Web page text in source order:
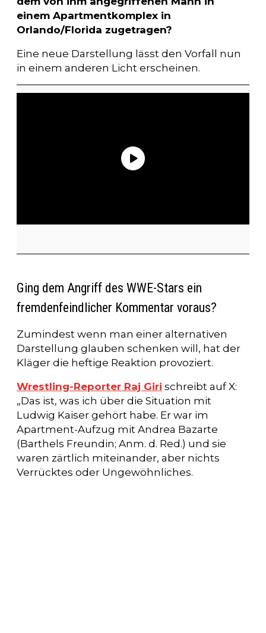
einem Apartmentkomplex in
Orlando/Florida zugetragen?
Eine neue Darstellung lässt den Vorfall nun
in einem anderen Licht erscheinen.
Ging dem Angriff des WWE-Stars ein
fremdenfeindlicher Kommentar voraus?
Zumindest wenn man einer alternativen
Darstellung glauben schenken will, hat der
Kläger die heftige Reaktion provoziert.
Wrestling-Reporter Raj Giri schreibt auf X:
„Das ist, was ich über die Situation mit
Ludwig Kaiser gehört habe. Er war im
Apartment-Aufzug mit Andrea Bazarte
(Barthels Freundin; Anm. d. Red.) und sie
waren zärtlich miteinander, aber nichts
Verrücktes oder Ungewöhnliches.